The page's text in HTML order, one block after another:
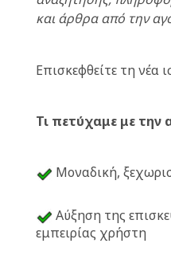
και άρθρα από την
Επισκεφθείτε τη νέα
Τι πετύχαμε με
Μοναδική,
Αύξηση της
εμπειρίας χρήστη